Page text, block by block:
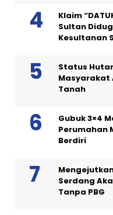
Klaim
Sultan
Kesultanan
Status
Masyarakat
Tanah
Gubuk 3×4
Perumahan
Berdiri
Serdang
Tanpa PBG